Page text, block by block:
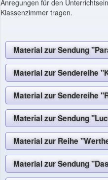
Anregungen für den
Klassenzimmer tragen.
Material zur Sendung
Material zur Sendereihe
Material zur Sendereihe
Material zur Sendung
Material zur Reihe
Material zur Sendung